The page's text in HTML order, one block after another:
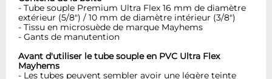
- Tube souple Premium Ultra Flex 16 mm de diamètre
extérieur (5/8") / 10 mm de diamètre intérieur (3/8")
- Tissu en microsuède de marque Mayhems
- Gants de manutention
Avant d'utiliser le tube souple en PVC Ultra Flex
Mayhems
- Les tubes peuvent sembler avoir une légère teinte